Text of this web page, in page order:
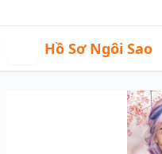
Hồ Sơ Ngôi Sao